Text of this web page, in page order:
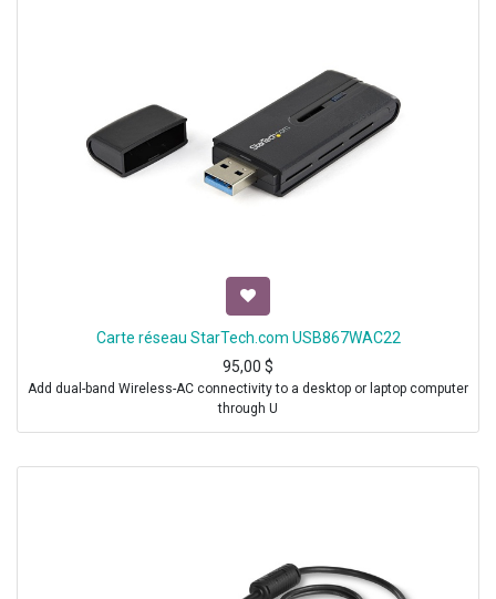
Carte réseau StarTech.com USB867WAC22
95,00 $
Add dual-band Wireless-AC connectivity to a desktop or laptop computer
through U